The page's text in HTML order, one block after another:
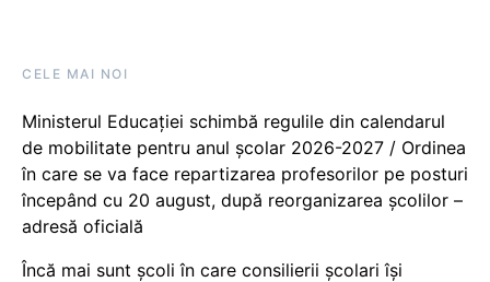
CELE MAI NOI
Ministerul Educației schimbă regulile din calendarul
de mobilitate pentru anul școlar 2026-2027 / Ordinea
în care se va face repartizarea profesorilor pe posturi
începând cu 20 august, după reorganizarea școlilor –
adresă oficială
Încă mai sunt școli în care consilierii școlari își